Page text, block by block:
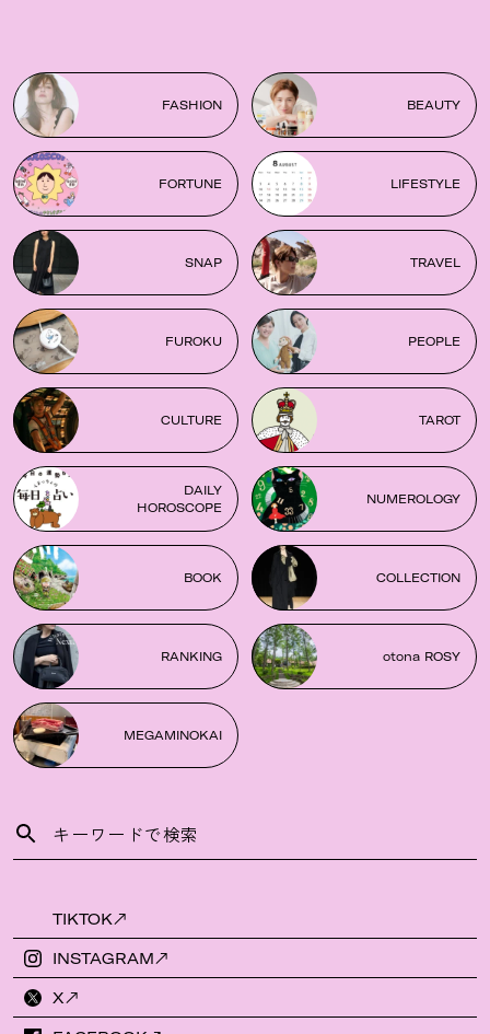
FASHION BEAUTY
FORTUNE LIFESTYLE
SNAP TRAVEL
FUROKU PEOPLE
CULTURE TAROT
DAILY
HOROSCOPE
NUMEROLOGY
BOOK COLLECTION
RANKING otona ROSY
MEGAMINOKAI
TIKTOK
INSTAGRAM
X